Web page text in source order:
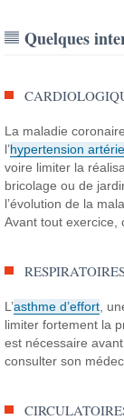
Quelques
La maladie
l’hypertension
voire limiter la
bricolage ou de
l’évolution de la
Avant tout exercice,
L’asthme d’effort ,
limiter fortement la
est nécessaire
consulter son